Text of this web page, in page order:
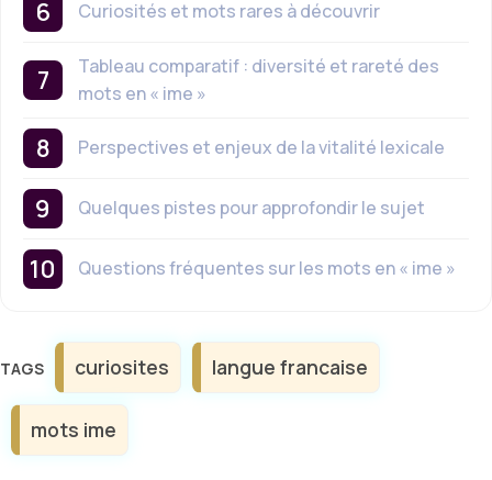
Curiosités et mots rares à découvrir
Tableau comparatif : diversité et rareté des
mots en « ime »
Perspectives et enjeux de la vitalité lexicale
Quelques pistes pour approfondir le sujet
Questions fréquentes sur les mots en « ime »
Étiquettes
curiosites langue francaise
mots ime